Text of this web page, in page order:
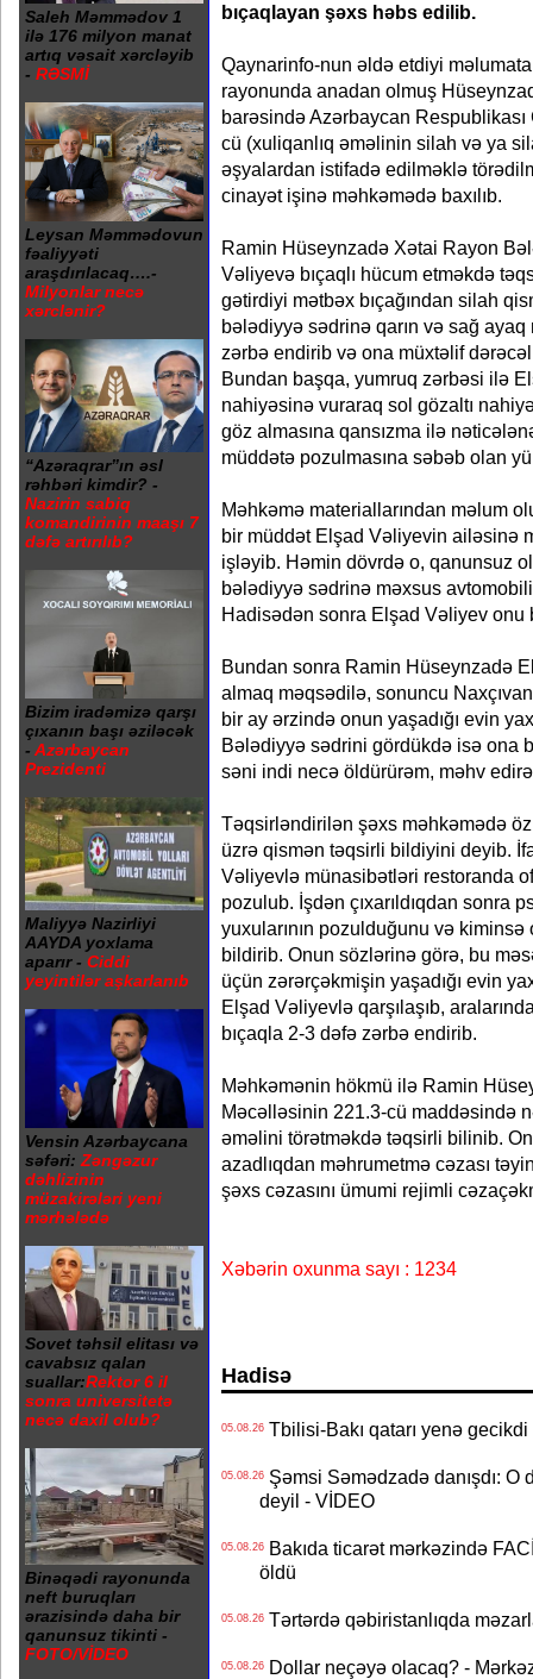
Saleh Məmmədov 1
ilə 176 milyon manat
artıq vəsait xərcləyib
- RƏSMİ
Leysan Məmmədovun
fəaliyyəti
araşdırılacaq….-
Milyonlar necə
xərclənir?
“Azəraqrar”ın əsl
rəhbəri kimdir? -
Nazirin sabiq
komandirinin maaşı 7
dəfə artırılıb?
Bizim iradəmizə qarşı
çıxanın başı əziləcək
- Azərbaycan
Prezidenti
Maliyyə Nazirliyi
AAYDA yoxlama
aparır - Ciddi
yeyintilər aşkarlanıb
Vensin Azərbaycana
səfəri: Zəngəzur
dəhlizinin
müzakirələri yeni
mərhələdə
Sovet təhsil elitası və
cavabsız qalan
suallar:Rektor 6 il
sonra universitetə
necə daxil olub?
Binəqədi rayonunda
neft buruqları
ərazisində daha bir
qanunsuz tikinti -
FOTO/VİDEO
bıçaqlayan şəxs həbs edilib.
Qaynarinfo-nun əldə etdiyi
rayonunda anadan olmuş
barəsində Azərbaycan
cü (xuliqanlıq əməlinin silah və ya
əşyalardan istifadə edilməklə
cinayət işinə məhkəmədə baxılıb.
Ramin Hüseynzadə Xətai Rayon
Vəliyevə bıçaqlı hücum etməkdə
gətirdiyi mətbəx bıçağından silah
bələdiyyə sədrinə qarın və sağ
zərbə endirib və ona müxtəlif
Bundan başqa, yumruq zərbəsi ilə
nahiyəsinə vuraraq sol gözaltı
göz almasına qansızma ilə
müddətə pozulmasına səbəb olan
Məhkəmə materiallarından məlum
bir müddət Elşad Vəliyevin ailəsinə
işləyib. Həmin dövrdə o, qanunsuz
bələdiyyə sədrinə məxsus
Hadisədən sonra Elşad Vəliyev onu
Bundan sonra Ramin Hüseynzadə
almaq məqsədilə, sonuncu
bir ay ərzində onun yaşadığı evin
Bələdiyyə sədrini gördükdə isə ona
səni indi necə öldürürəm, məhv
Təqsirləndirilən şəxs məhkəmədə
üzrə qismən təqsirli bildiyini deyib.
Vəliyevlə münasibətləri restoranda
pozulub. İşdən çıxarıldıqdan sonra
yuxularının pozulduğunu və
bildirib. Onun sözlərinə görə, bu
üçün zərərçəkmişin yaşadığı evin
Elşad Vəliyevlə qarşılaşıb,
bıçaqla 2-3 dəfə zərbə endirib.
Məhkəmənin hökmü ilə Ramin
Məcəlləsinin 221.3-cü maddəsində
əməlini törətməkdə təqsirli bilinib.
azadlıqdan məhrumetmə cəzası
şəxs cəzasını ümumi rejimli
Xəbərin oxunma sayı : 1234
Hadisə
05.08.26Tbilisi-Bakı qatarı yenə gecikdi
05.08.26Şəmsi Səmədzadə danışdı: O
deyil - VİDEO
05.08.26Bakıda ticarət mərkəzində
öldü
05.08.26Tərtərdə qəbiristanlıqda
05.08.26Dollar neçəyə olacaq? -